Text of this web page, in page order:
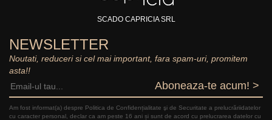
SCADO CAPRICIA SRL
NEWSLETTER
Noutati, reduceri si cel mai important, fara spam-uri, promitem
asta!!
Aboneaza-te acum! >
Am fost informat(a) despre Politica de Confidențialitate şi de Securitate a prelucrăriidatelor
cu caracter personal, declar ca am peste 16 ani și sunt de acord cu prelucrarea datelor cu